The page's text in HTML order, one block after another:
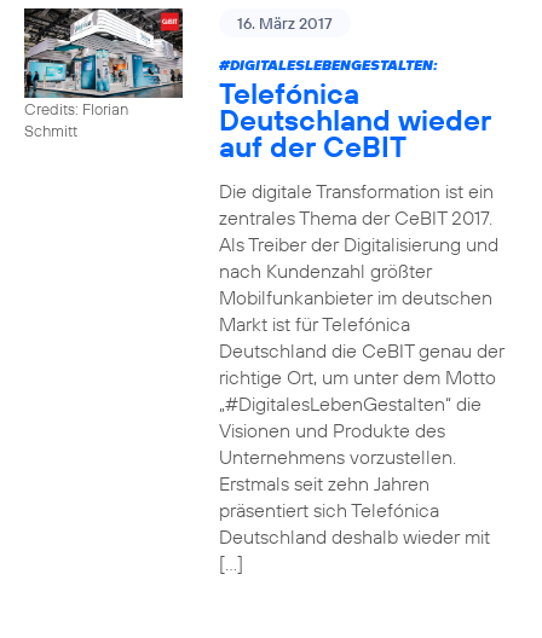
Credits: Florian
Schmitt
16. März 2017
#DIGITALESLEBENGESTALTEN:
Telefónica
Deutschland wieder
auf der CeBIT
Die digitale Transformation ist ein
zentrales Thema der CeBIT 2017.
Als Treiber der Digitalisierung und
nach Kundenzahl größter
Mobilfunkanbieter im deutschen
Markt ist für Telefónica
Deutschland die CeBIT genau der
richtige Ort, um unter dem Motto
„#DigitalesLebenGestalten“ die
Visionen und Produkte des
Unternehmens vorzustellen.
Erstmals seit zehn Jahren
präsentiert sich Telefónica
Deutschland deshalb wieder mit
[…]